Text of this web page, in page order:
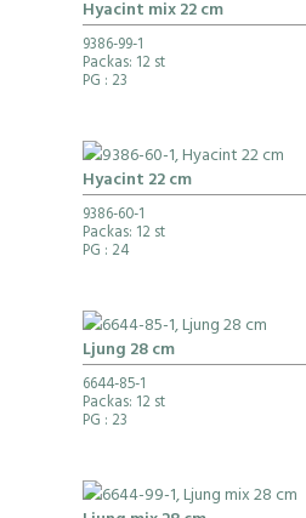
Hyacint mix 22 cm
9386-99-1
Packas: 12 st
PG : 23
Hyacint 22 cm
9386-60-1
Packas: 12 st
PG : 24
Ljung 28 cm
6644-85-1
Packas: 12 st
PG : 23